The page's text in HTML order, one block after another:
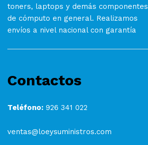
toners, laptops y demás componentes
de cómputo en general. Realizamos
envíos a nivel nacional con garantía
Contactos
Teléfono: 926 341 022
ventas@loeysuministros.com